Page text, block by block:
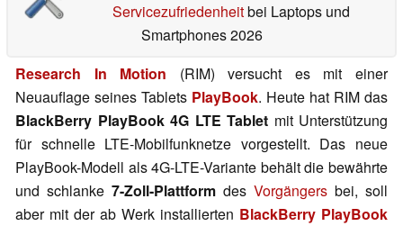
Servicezufriedenheitbei Laptops und
Smartphones 2026
Research In Motion (RIM) versucht es mit einer
Neuauflage seines Tablets PlayBook. Heute hat RIM das
BlackBerry PlayBook 4G LTE Tablet mit Unterstützung
für schnelle LTE-Mobilfunknetze vorgestellt. Das neue
PlayBook-Modell als 4G-LTE-Variante behält die bewährte
und schlanke 7-Zoll-Plattform des Vorgängers bei, soll
aber mit der ab Werk installierten BlackBerry PlayBook